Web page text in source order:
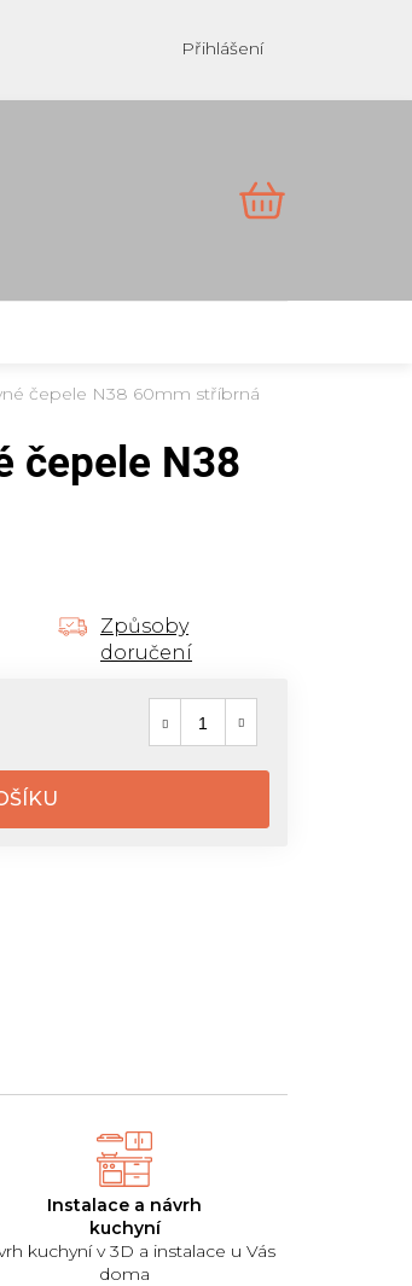
Přihlášení
NÁKUPNÍ
čepele N38 60mm stříbrná
čepele N38
Způsoby
doručení
Instalace a návrh
kuchyní
kuchyní v 3D a instalace u Vás
doma